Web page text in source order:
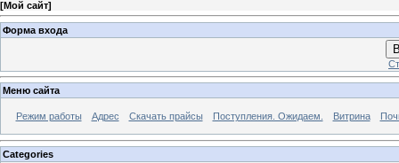
[Мой сайт]
Форма входа
Меню сайта
Режим работы Адрес Скачать прайсы Поступления. Ожидаем. Витрина
Categories